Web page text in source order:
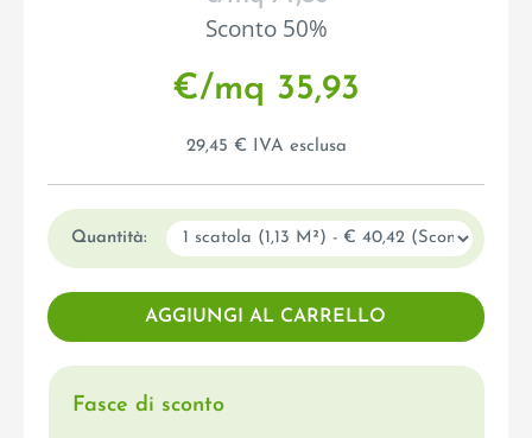
Sconto 50%
€/mq 35,93
29,45 € IVA esclusa
Quantità:
Fasce di sconto